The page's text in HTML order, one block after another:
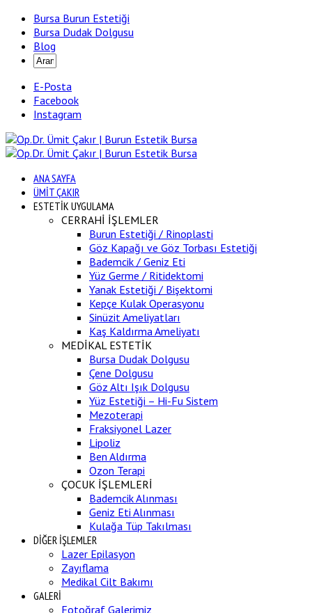
Bursa Burun Estetiği
Bursa Dudak Dolgusu
Blog
E-Posta
Facebook
Instagram
ANA SAYFA
ÜMİT ÇAKIR
ESTETİK UYGULAMA
CERRAHİ İŞLEMLER
Burun Estetiği / Rinoplasti
Göz Kapağı ve Göz Torbası Estetiği
Bademcik / Geniz Eti
Yüz Germe / Ritidektomi
Yanak Estetiği / Bişektomi
Kepçe Kulak Operasyonu
Sinüzit Ameliyatları
Kaş Kaldırma Ameliyatı
MEDİKAL ESTETİK
Bursa Dudak Dolgusu
Çene Dolgusu
Göz Altı Işık Dolgusu
Yüz Estetiği – Hi-Fu Sistem
Mezoterapi
Fraksiyonel Lazer
Lipoliz
Ben Aldırma
Ozon Terapi
ÇOCUK İŞLEMLERİ
Bademcik Alınması
Geniz Eti Alınması
Kulağa Tüp Takılması
DİĞER İŞLEMLER
Lazer Epilasyon
Zayıflama
Medikal Cilt Bakımı
GALERİ
Fotoğraf Galerimiz